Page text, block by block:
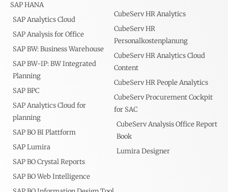
SAP HANA
SAP Analytics Cloud
SAP Analysis for Office
SAP BW: Business Warehouse
SAP BW-IP: BW Integrated
Planning
SAP BPC
SAP Analytics Cloud for
planning
SAP BO BI Plattform
SAP Lumira
SAP BO Crystal Reports
SAP BO Web Intelligence
CubeServ HR Analytics
CubeServ HR
Personalkostenplanung
CubeServ HR Analytics Cloud
Content
CubeServ HR People Analytics
CubeServ Procurement Cockpit
for SAC
CubeServ Analysis Office Report
Book
Lumira Designer